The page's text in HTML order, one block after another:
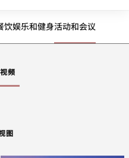
饮娱乐和健身活动和会议
频
图